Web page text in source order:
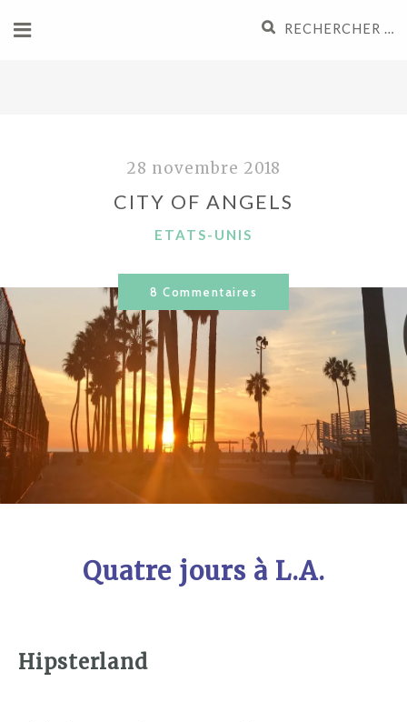
au
Recherche
28 novembre 2018
CITY OF ANGELS
CATÉGORIES
ETATS-UNIS
8 Commentaires
Quatre jours à L.A.
Hipsterland